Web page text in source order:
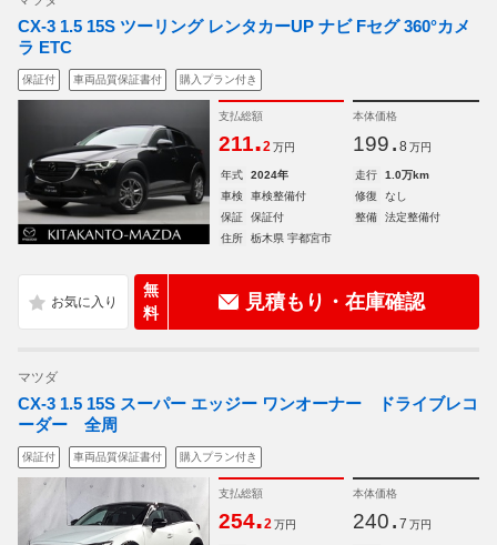
CX-3 1.5 15S ツーリング レンタカーUP ナビ Fセグ 360°カメ
ラ ETC
保証付 車両品質保証書付 購入プラン付き
支払総額
211.2 万円
本体価格
199. 8 万円
年式 2024年 走行
1.0万km
車検
車検整備付 修復
なし
保証
保証付 整備
法定整備付
住所
栃木県 宇都宮市
無
料
見積もり・在庫確認
マツダ
CX-3 1.5 15S スーパー エッジー ワンオーナー ドライブレコ
ーダー 全周
保証付 車両品質保証書付 購入プラン付き
支払総額
254.2 万円
本体価格
240. 7 万円